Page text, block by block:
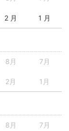
2 月 1 月
8月 7月
2月 1月
8月 7月